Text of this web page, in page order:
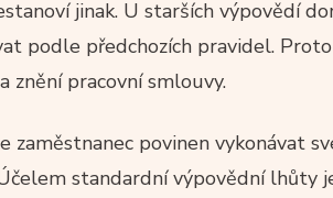
jinak. U starších výpovědí
podle předchozích pravidel.
znění pracovní smlouvy.
zaměstnanec povinen vykonávat
standardní výpovědní lhůty